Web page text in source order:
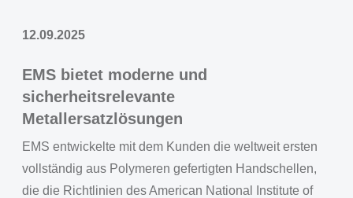
12.09.2025
EMS bietet moderne und
sicherheitsrelevante
Metallersatzlösungen
EMS entwickelte mit dem Kunden die weltweit ersten
vollständig aus Polymeren gefertigten Handschellen,
die die Richtlinien des American National Institute of